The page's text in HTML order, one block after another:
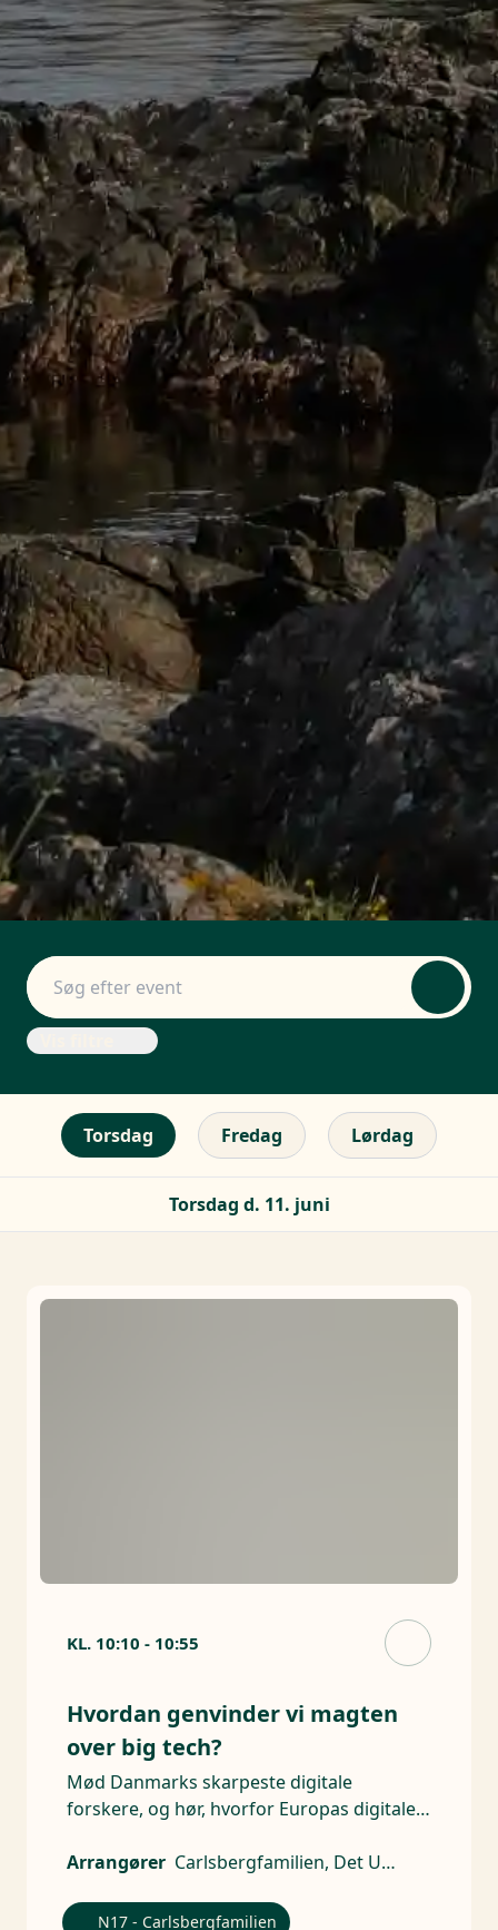
Torsdag Fredag Lørdag
Torsdag d. 11. juni
KL. 10:10 - 10:55
Hvordan genvinder vi magten
over big tech?
Mød Danmarks skarpeste digitale
forskere, og hør, hvorfor Europas digitale
Arrangører
Carlsbergfamilien, Det Udenrigspoiltiske Selskab, Videnskabernes Selskab
N17 - Carlsbergfamilien